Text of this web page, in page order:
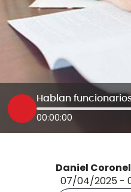
00:00:00
Daniel
07/04/2025 -